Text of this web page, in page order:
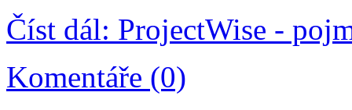
Číst dál: ProjectWise -
Komentáře (0)